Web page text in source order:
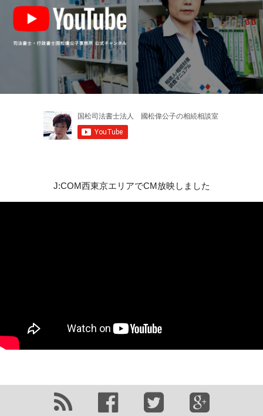
J:COM西東京エリアでCM放映しました